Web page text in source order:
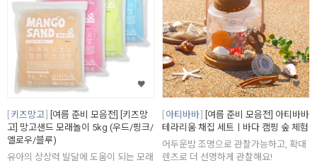
키즈망고
[여름 준비 모음전] [키즈망
고] 망고샌드 모래놀이 5kg (우드/핑크/
옐로우/블루)
유아의 상상력 발달에 도움이 되는 모래
아티바바
[여름 준비 모음전] 아티바바
테라리움 채집 세트ㅣ바다 캠핑 숲 체험
어두운밤 조명으로 관찰가능하고, 확대
렌즈로 더 선명하게 관찰해요!